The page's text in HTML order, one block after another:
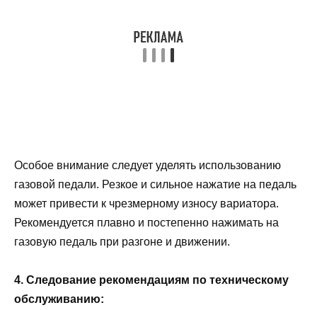
Особое внимание следует уделять использованию
газовой педали. Резкое и сильное нажатие на педаль
может привести к чрезмерному износу вариатора.
Рекомендуется плавно и постепенно нажимать на
газовую педаль при разгоне и движении.
4. Следование рекомендациям по техническому
обслуживанию: